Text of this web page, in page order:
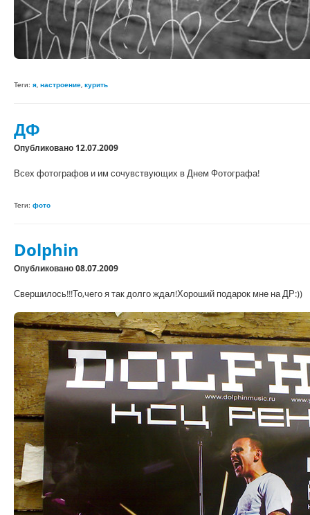
Теги: я, настроение, курить
ДФ
Опубликовано 12.07.2009
Всех фотографов и им сочувствующих в Днем Фотографа!
Теги: фото
Dolphin
Опубликовано 08.07.2009
Свершилось!!!То,чего я так долго ждал!Хороший подарок мне на ДР:))